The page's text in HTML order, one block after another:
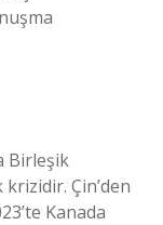
Birleşik
Çin’den
Kanada